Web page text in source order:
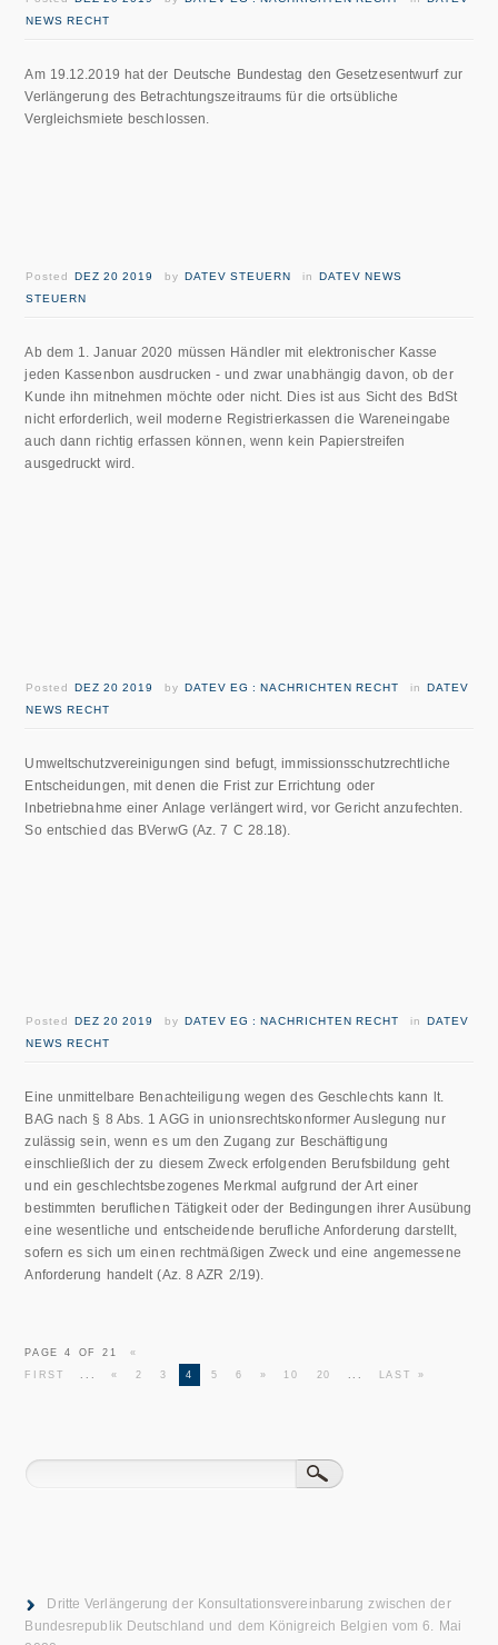
NEWS RECHT
Am 19.12.2019 hat der Deutsche Bundestag den Gesetzesentwurf zur
Verlängerung des Betrachtungszeitraums für die ortsübliche
Vergleichsmiete beschlossen.
PostedDEZ 20 2019 byDATEV STEUERN inDATEV NEWS
STEUERN
Ab dem 1. Januar 2020 müssen Händler mit elektronischer Kasse
jeden Kassenbon ausdrucken - und zwar unabhängig davon, ob der
Kunde ihn mitnehmen möchte oder nicht. Dies ist aus Sicht des BdSt
nicht erforderlich, weil moderne Registrierkassen die Wareneingabe
auch dann richtig erfassen können, wenn kein Papierstreifen
ausgedruckt wird.
PostedDEZ 20 2019 byDATEV EG : NACHRICHTEN RECHT inDATEV
NEWS RECHT
Umweltschutzvereinigungen sind befugt, immissionsschutzrechtliche
Entscheidungen, mit denen die Frist zur Errichtung oder
Inbetriebnahme einer Anlage verlängert wird, vor Gericht anzufechten.
So entschied das BVerwG (Az. 7 C 28.18).
PostedDEZ 20 2019 byDATEV EG : NACHRICHTEN RECHT inDATEV
NEWS RECHT
Eine unmittelbare Benachteiligung wegen des Geschlechts kann lt.
BAG nach § 8 Abs. 1 AGG in unionsrechtskonformer Auslegung nur
zulässig sein, wenn es um den Zugang zur Beschäftigung
einschließlich der zu diesem Zweck erfolgenden Berufsbildung geht
und ein geschlechtsbezogenes Merkmal aufgrund der Art einer
bestimmten beruflichen Tätigkeit oder der Bedingungen ihrer Ausübung
eine wesentliche und entscheidende berufliche Anforderung darstellt,
sofern es sich um einen rechtmäßigen Zweck und eine angemessene
Anforderung handelt (Az. 8 AZR 2/19).
PAGE 4 OF 21
«
FIRST
... « 2 3 4 5 6 » 10 20 ... LAST »
Dritte Verlängerung der Konsultationsvereinbarung zwischen der
Bundesrepublik Deutschland und dem Königreich Belgien vom 6. Mai